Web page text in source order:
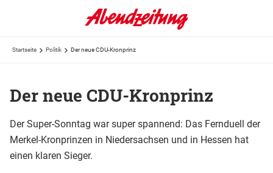
Startseite Politik Der neue CDU-Kronprinz
Der neue CDU-Kronprinz
Der Super-Sonntag war super spannend: Das Fernduell der
Merkel-Kronprinzen in Niedersachsen und in Hessen hat
einen klaren Sieger.